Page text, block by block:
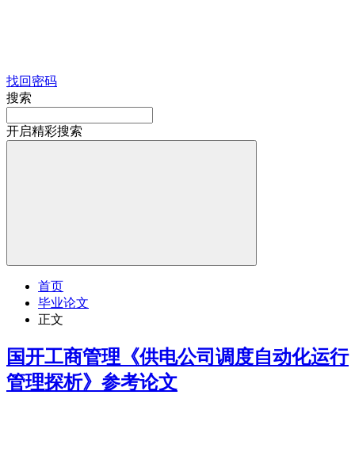
找回密码
搜索
开启精彩搜索
首页
毕业论文
正文
国开工商管理《供电公司调度自动化运行
管理探析》参考论文